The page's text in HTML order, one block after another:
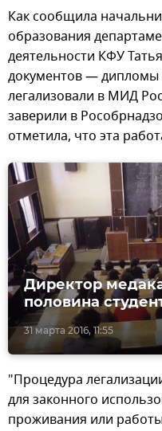
Как сообщила
образования
деятельности КФУ
документов —
легализовали в МИД
заверили в
отметила, что эта
31 марта 2016, 11:55
Директор
половина
"Процедура
для законного
проживания или